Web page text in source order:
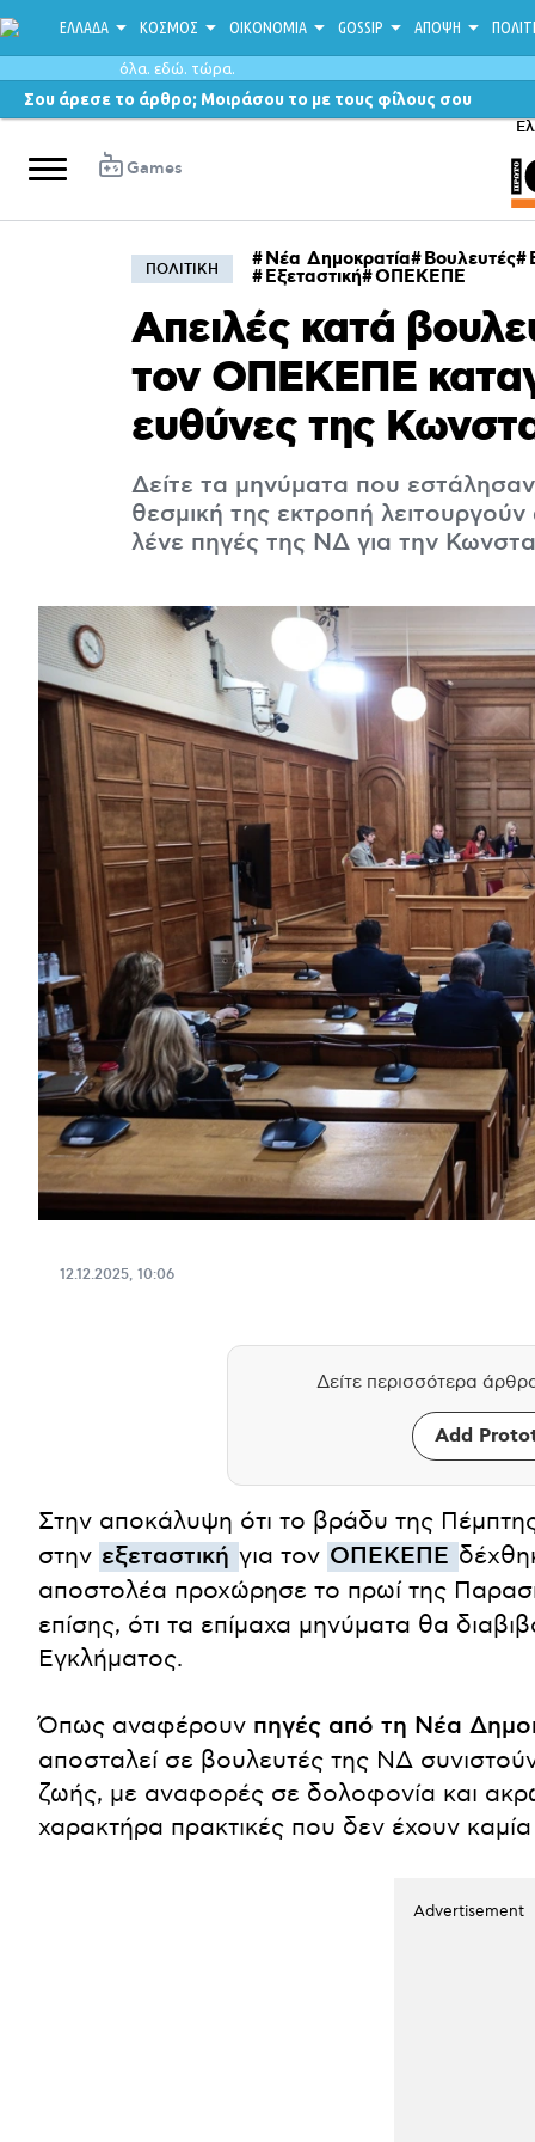
ΕΛΛΑΔΑ ΚΟΣΜΟΣ ΟΙΚΟΝΟΜΙΑ GOSSIP ΑΠΟΨΗ
όλα. εδώ. τώρα.
Σου άρεσε το άρθρο; Μοιράσου το με τους φίλους σου